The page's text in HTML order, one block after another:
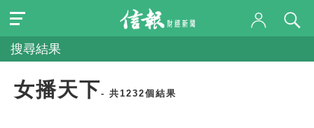
搜尋結果
女播天下- 共1232個結果